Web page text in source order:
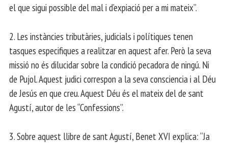
el que sigui possible del mal i d’expiació per a mi mateix”.
2. Les instàncies tributàries, judicials i polítiques tenen
tasques especifiques a realitzar en aquest afer. Però la seva
missió no és dilucidar sobre la condició pecadora de ningú. Ni
de Pujol. Aquest judici correspon a la seva consciencia i al Déu
de Jesús en que creu. Aquest Déu és el mateix del de sant
Agustí, autor de les “Confessions”.
3. Sobre aquest llibre de sant Agustí, Benet XVI explica: “Ja